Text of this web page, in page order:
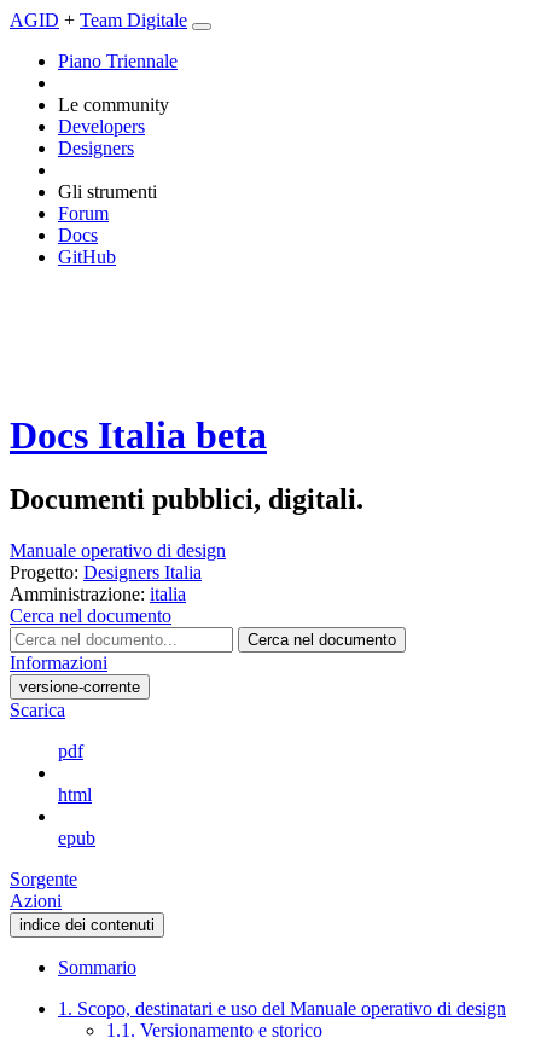
AGID + Team Digitale
Piano Triennale
Le community
Developers
Designers
Gli strumenti
Forum
Docs
GitHub
Docs Italia beta
Documenti pubblici, digitali.
Manuale operativo di design
Progetto: Designers Italia
Amministrazione: italia
Cerca nel documento
Cerca nel documento
Informazioni
versione-corrente
Scarica
pdf
html
epub
Sorgente
Azioni
indice dei contenuti
Sommario
1. Scopo, destinatari e uso del Manuale operativo di design
1.1. Versionamento e storico